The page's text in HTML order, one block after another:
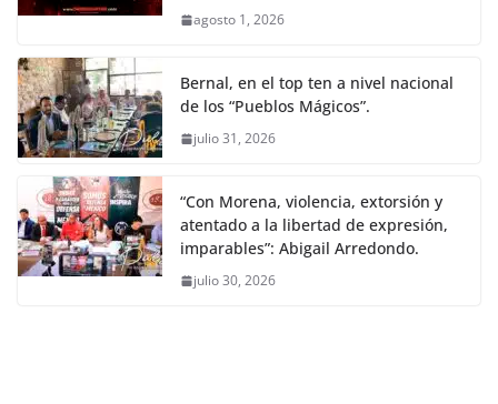
agosto 1, 2026
Bernal, en el top ten a nivel nacional
de los “Pueblos Mágicos”.
julio 31, 2026
“Con Morena, violencia, extorsión y
atentado a la libertad de expresión,
imparables”: Abigail Arredondo.
julio 30, 2026